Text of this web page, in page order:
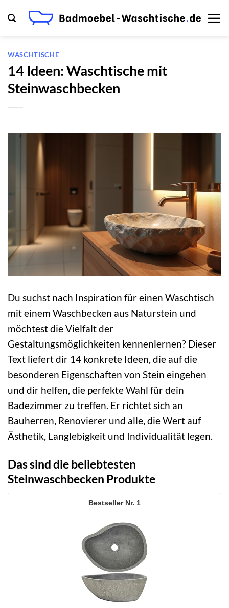
Inhalt
springen
WASCHTISCHE
14 Ideen: Waschtische mit
Steinwaschbecken
Du suchst nach Inspiration für einen Waschtisch
mit einem Waschbecken aus Naturstein und
möchtest die Vielfalt der
Gestaltungsmöglichkeiten kennenlernen? Dieser
Text liefert dir 14 konkrete Ideen, die auf die
besonderen Eigenschaften von Stein eingehen
und dir helfen, die perfekte Wahl für dein
Badezimmer zu treffen. Er richtet sich an
Bauherren, Renovierer und alle, die Wert auf
Ästhetik, Langlebigkeit und Individualität legen.
Das sind die beliebtesten
Steinwaschbecken Produkte
1